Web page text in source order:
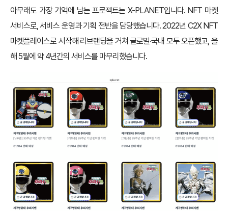
아무래도 가장 기억에 남는 프로젝트는 X-PLANET입니다. NFT 마켓
서비스로, 서비스 운영과 기획 전반을 담당했습니다. 2022년 C2X NFT
마켓플레이스로 시작해 리브랜딩을 거쳐 글로벌·국내 모두 오픈했고, 올
해 5월에 약 4년간의 서비스를 마무리했습니다.